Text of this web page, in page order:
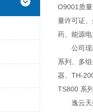
O9001质
量许可证
药、能源
公司现已
系列、多
器、TH-
TS800 系
逸云天始